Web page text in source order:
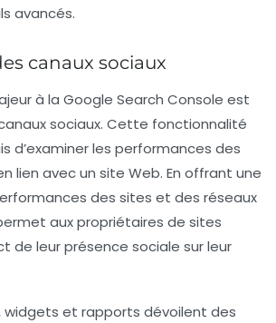
avancés.
canaux sociaux
à la Google Search Console est
sociaux. Cette fonctionnalité
d’examiner les performances des
lien avec un site Web. En offrant une
des sites et des réseaux
aux propriétaires de sites
de leur présence sociale sur leur
widgets et rapports dévoilent des